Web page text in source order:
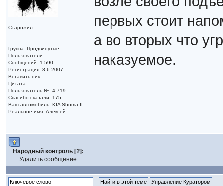
Старожил
Группа: Продвинутые
Пользователи
Сообщений: 1 590
Регистрация: 8.6.2007
Вставить ник
Цитата
Пользователь №: 4 719
Спасибо сказали: 175
Ваш автомобиль: KIA Shuma II
Реальное имя: Алексей
первых стоит
а во вторых что
наказуемое.
Народный контроль [?]:
Удалить сообщение